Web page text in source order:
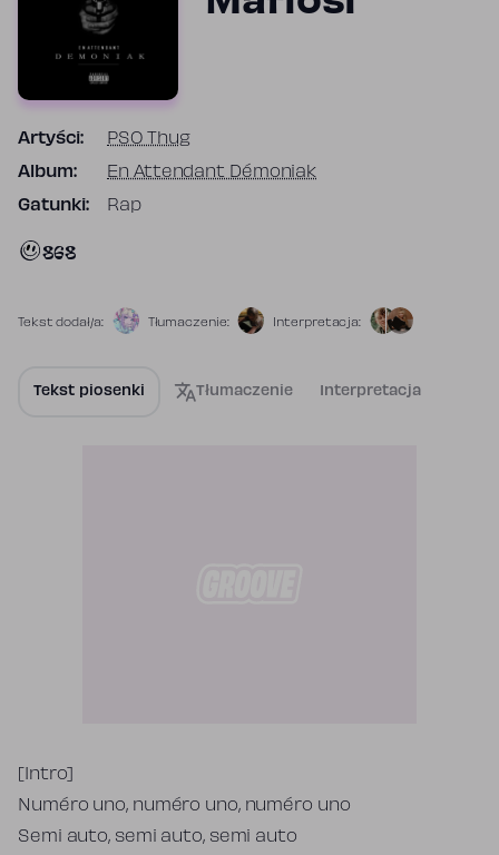
Artyści: PSO Thug
Album: En Attendant Démoniak
Gatunki: Rap
868
Tekst dodał/a: Tłumaczenie: Interpretacja:
Tekst piosenki Tłumaczenie Interpretacja
Tekst piosenki
[Intro]
Numéro uno, numéro uno, numéro uno
Semi auto, semi auto, semi auto